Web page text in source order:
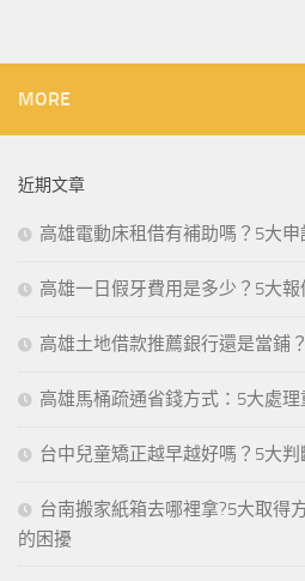
MORE
近期文章
高雄電動床租借有補助嗎？5大
高雄一日假牙費用是多少？5大
高雄土地借款推薦銀行還是當鋪
高雄馬桶疏通省錢方式：5大處
台中兒童矯正越早越好嗎？5大
台南搬家紙箱去哪裡拿?5大取得
的困擾